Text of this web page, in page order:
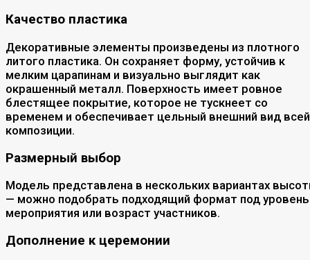
Качество пластика
Декоративные элементы произведены из плотного
литого пластика. Он сохраняет форму, устойчив к
мелким царапинам и визуально выглядит как
окрашенный металл. Поверхность имеет ровное
блестящее покрытие, которое не тускнеет со
временем и обеспечивает цельный внешний вид всей
композиции.
Размерный выбор
Модель представлена в нескольких вариантах
— можно подобрать подходящий формат под уровень
мероприятия или возраст участников.
Дополнение к церемонии